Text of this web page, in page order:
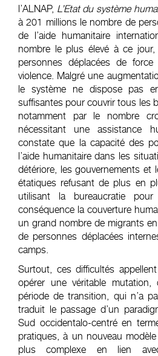
l’ALNAP, L’Etat du système
à 201 millions le nombre de
de l’aide humanitaire
nombre le plus élevé à ce
personnes déplacées de
violence. Malgré une
le système ne dispose pas
suffisantes pour couvrir tous les
notamment par le nombre
nécessitant une assistance
constate que la capacité des
l’aide humanitaire dans les
détériore, les gouvernements et
étatiques refusant de plus en
utilisant la bureaucratie pour
conséquence la couverture
un grand nombre de migrants
de personnes déplacées
camps.
Surtout, ces difficultés
opérer une véritable mutation,
période de transition, qui n’a
traduit le passage d’un
Sud occidentalo-centré en
pratiques, à un nouveau
plus complexe en lien